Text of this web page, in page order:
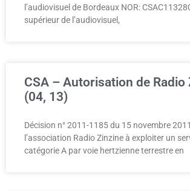
l’audiovisuel de Bordeaux NOR:
supérieur de l’audiovisuel,
CSA – Autorisation de Radio
(04, 13)
Décision n° 2011-1185 du 15 novembre
l’association Radio Zinzine à exploiter un
catégorie A par voie hertzienne terrestre en